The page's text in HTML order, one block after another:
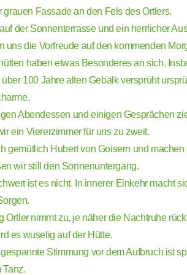
grauen Fassade an den Fels des Ortlers.
der Sonnenterrasse und ein herrlicher
uns die Vorfreude auf den kommenden
haben etwas Besonderes an sich.
100 Jahre alten Gebälk versprüht
Abendessen und einigen Gesprächen
ein Viererzimmer für uns zu zweit.
gemütlich Hubert von Goisern und machen
wir still den Sonnenuntergang.
ist es nicht. In innerer Einkehr macht
Ortler nimmt zu, je näher die Nachtruhe
es wuselig auf der Hütte.
Stimmung vor dem Aufbruch ist
Tanz.